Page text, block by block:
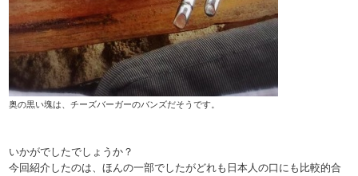
奥の黒い塊は、チーズバーガーのバンズだそうです。
いかがでしたでしょうか？
今回紹介したのは、ほんの一部でしたがどれも日本人の口にも比較的合